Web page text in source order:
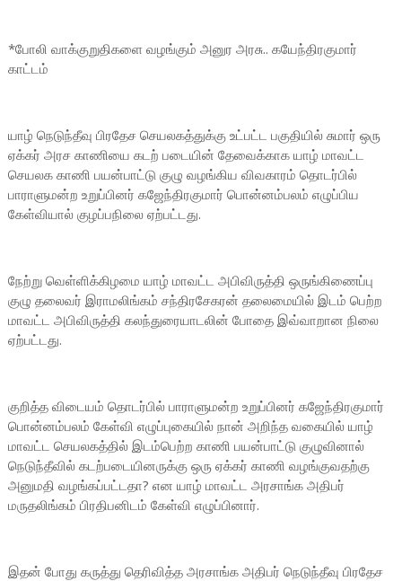
*போலி வாக்குறுதிகளை வழங்கும் அனுர அரசு.. கயேந்திரகுமார்
காட்டம்
யாழ் நெடுந்தீவு பிரதேச செயலகத்துக்கு உட்பட்ட பகுதியில் சுமார் ஒரு
ஏக்கர் அரச காணியை கடற் படையின் தேவைக்காக யாழ் மாவட்ட
செயலக காணி பயன்பாட்டு குழு வழங்கிய விவகாரம் தொடர்பில்
பாராளுமன்ற உறுப்பினர் கஜேந்திரகுமார் பொன்னம்பலம் எழுப்பிய
கேள்வியால் குழப்பநிலை ஏற்பட்டது.
நேற்று வெள்ளிக்கிழமை யாழ் மாவட்ட அபிவிருத்தி ஒருங்கிணைப்பு
குழு தலைவர் இராமலிங்கம் சந்திரசேகரன் தலைமையில் இடம் பெற்ற
மாவட்ட அபிவிருத்தி கலந்துரையாடலின் போதை இவ்வாறான நிலை
ஏற்பட்டது.
குறித்த விடையம் தொடர்பில் பாராளுமன்ற உறுப்பினர் கஜேந்திரகுமார்
பொன்னம்பலம் கேள்வி எழுப்புகையில் நான் அறிந்த வகையில் யாழ்
மாவட்ட செயலகத்தில் இடம்பெற்ற காணி பயன்பாட்டு குழுவினால்
நெடுந்தீவில் கடற்படையினருக்கு ஒரு ஏக்கர் காணி வழங்குவதற்கு
அனுமதி வழங்கப்பட்டதா? என யாழ் மாவட்ட அரசாங்க அதிபர்
மருதலிங்கம் பிரதிபனிடம் கேள்வி எழுப்பினார்.
இதன் போது கருத்து தெரிவித்த அரசாங்க அதிபர் நெடுந்தீவு பிரதேச